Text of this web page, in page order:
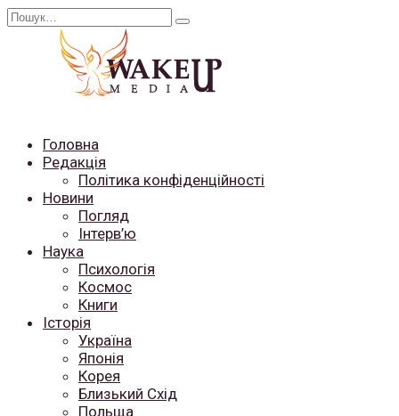
Перейти
Search
Головна
Редакція
Політика конфіденційності
Новини
Погляд
Інтерв’ю
Наука
Психологія
Космос
Книги
Історія
Україна
Японія
Корея
Близький Схід
Польща